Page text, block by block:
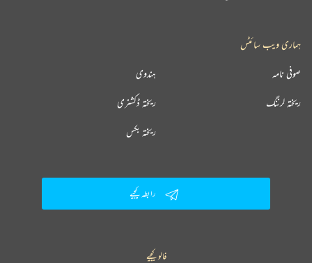
ہماری ویب سائٹس
ہندوی صوفی نامہ
ریختہ ڈکشنری ریختہ لرننگ
ریختہ بکس
رابطہ کیجیے
فالو کیجیے